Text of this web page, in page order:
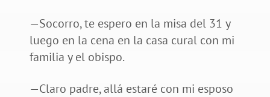
—Socorro, te espero en la misa del 31 y
luego en la cena en la casa cural con mi
familia y el obispo.
—Claro padre, allá estaré con mi esposo